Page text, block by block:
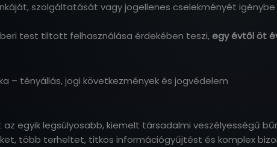
szolgáltatását vagy jogellenes cselekményét igénybe
test tiltott felhasználása érdekében teszi,egy évtől öt
– tényállás, jogi következmények és jogvédelem
egyik legsúlyosabb, kiemelt társadalmi veszélyességű
több terheltet, titkos információgyűjtést és komplex